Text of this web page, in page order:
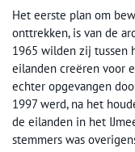
Het eerste plan om
onttrekken, is van de
1965 wilden zij tussen
eilanden creëren voor
echter opgevangen
1997 werd, na het
de eilanden in het
stemmers was